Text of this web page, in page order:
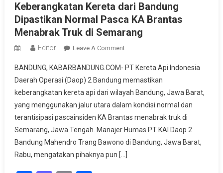
Keberangkatan Kereta dari Bandung
Dipastikan Normal Pasca KA Brantas
Menabrak Truk di Semarang
Editor Leave A CommentOn
Kereta
Dari
Bandung
Dipastikan
Normal
Pasca
KA
Brantas
BANDUNG, KABARBANDUNG.COM- PT Kereta Api Indonesia
Daerah Operasi (Daop) 2 Bandung memastikan
keberangkatan kereta api dari wilayah Bandung, Jawa Barat,
yang menggunakan jalur utara dalam kondisi normal dan
terantisipasi pascainsiden KA Brantas menabrak truk di
Semarang, Jawa Tengah. Manajer Humas PT KAI Daop 2
Bandung Mahendro Trang Bawono di Bandung, Jawa Barat,
Rabu, mengatakan pihaknya pun […]